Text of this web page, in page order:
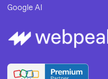
Google AI